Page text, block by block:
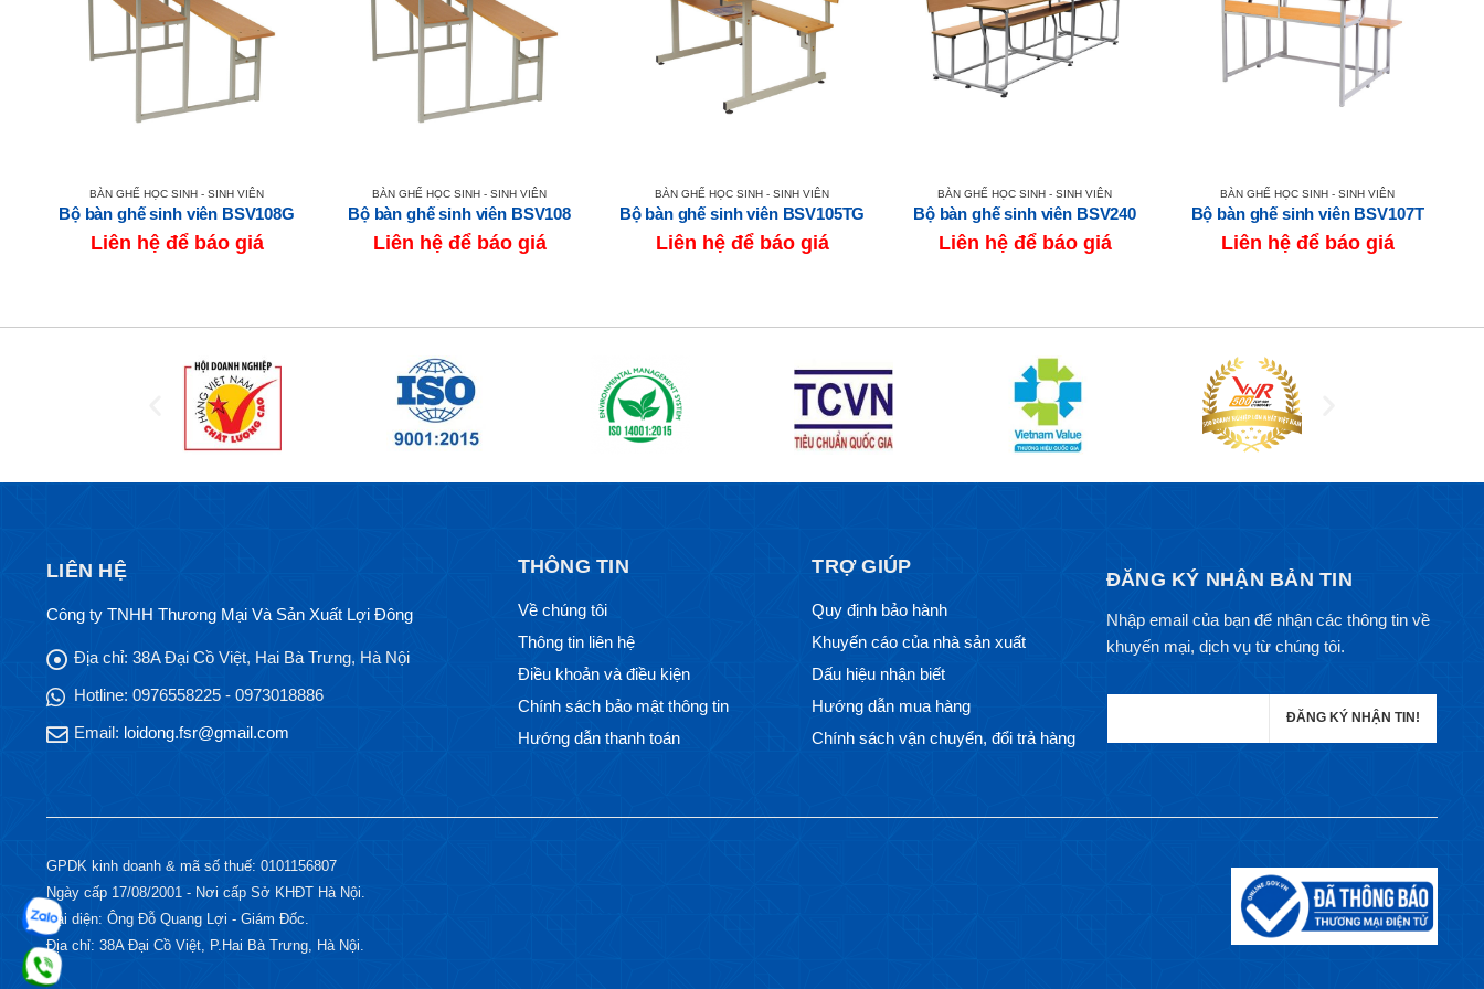
BÀN GHẾ HỌC SINH - SINH VIÊN
Bộ bàn ghế sinh viên BSV108G
Liên hệ để báo giá
BÀN GHẾ HỌC SINH - SINH VIÊN
Bộ bàn ghế sinh viên BSV108
Liên hệ để báo giá
BÀN GHẾ HỌC SINH - SINH VIÊN
Bộ bàn ghế sinh viên BSV105TG
Liên hệ để báo giá
BÀN GHẾ HỌC SINH - SINH VIÊN
Bộ bàn ghế sinh viên BSV240
Liên hệ để báo giá
BÀN GHẾ HỌC SINH - SINH VIÊN
Bộ bàn ghế sinh viên BSV107T
Liên hệ để báo giá
LIÊN HỆ
Công ty TNHH Thương Mại Và Sản Xuất Lợi Đông
Địa chỉ: 38A Đại Cồ Việt, Hai Bà Trưng, Hà Nội
Hotline: 0976558225 - 0973018886
Email: loidong.fsr@gmail.com
THÔNG TIN
Về chúng tôi
Thông tin liên hệ
Điều khoản và điều kiện
Chính sách bảo mật thông tin
Hướng dẫn thanh toán
TRỢ GIÚP
Quy định bảo hành
Khuyến cáo của nhà sản xuất
Dấu hiệu nhận biết
Hướng dẫn mua hàng
Chính sách vận chuyển, đổi trả hàng
ĐĂNG KÝ NHẬN BẢN TIN
Nhập email của bạn để nhận các thông tin về
khuyến mại, dịch vụ từ chúng tôi.
GPDK kinh doanh & mã số thuế: 0101156807
Ngày cấp 17/08/2001 - Nơi cấp Sở KHĐT Hà Nội.
Đại diện: Ông Đỗ Quang Lợi - Giám Đốc.
Địa chỉ: 38A Đại Cồ Việt, P.Hai Bà Trưng, Hà Nội.